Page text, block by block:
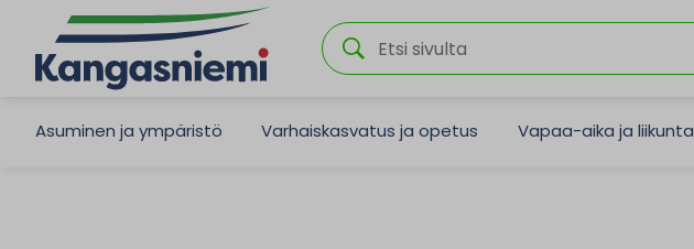
Asuminen ja ympäristö Varhaiskasvatus ja opetus Vapaa-aika ja liikunta